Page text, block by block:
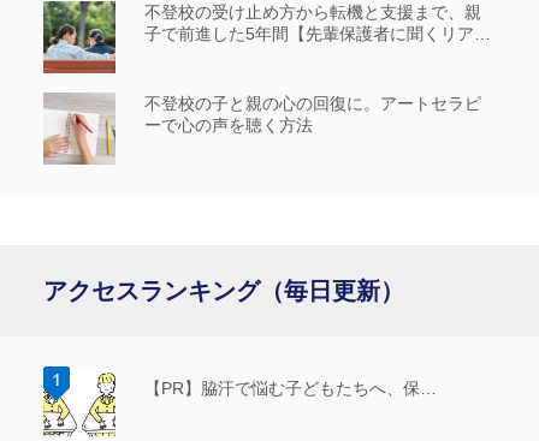
不登校の受け止め方から転機と支援まで、親
子で前進した5年間【先輩保護者に聞くリアル
不登校の子と親の心の回復に。アートセラピ
ーで心の声を聴く方法
アクセスランキング（毎日更新）
【PR】脇汗で悩む子どもたちへ、保…